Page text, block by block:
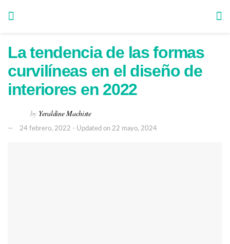
La tendencia de las formas
curvilíneas en el diseño de
interiores en 2022
by Yeraldine Machiste
24 febrero, 2022 - Updated on 22 mayo, 2024